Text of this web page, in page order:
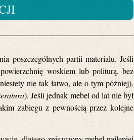
poszczególnych partii materiału. Jeśli
woskiem lub politurą, bez
nie tak łatwo, ale o tym później).
). Jeśli jednak mebel od lat nie był
zabiegu z pewnością przez kolejne